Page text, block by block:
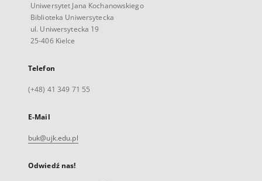
Uniwersytet Jana Kochanowskiego
Biblioteka Uniwersytecka
ul. Uniwersytecka 19
25-406 Kielce
Telefon
(+48) 41 349 71 55
E-Mail
buk@ujk.edu.pl
Odwiedź nas!